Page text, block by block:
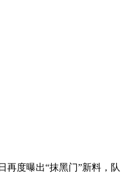
再度曝出“抹黑门”新料，队